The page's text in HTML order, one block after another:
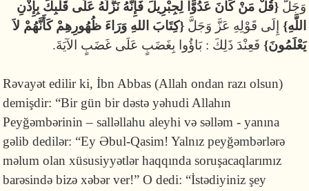
وَجَلَّ{قُلْ مَنْ كَانَ عَدُوًّا لِجِبْرِيلَ فَإِنَّهُ نَزَّلَهُ عَلَى قَلْبِكَ بِإِذْنِ
اللَّهِ} إِلَى قَوْلِهِ عَزَّ وَجَلَّ{كِتَابَ اللهِ وَرَاءَ ظُهُورِهِمْ كَأَنَّهُمْ لاَ
يَعْلَمُونَ} فَعِنْدَ ذَلِكَ : بَاؤُوا بِغَضَبٍ عَلَى غَضَبٍ الآيَةَ.
Rəvayət edilir ki, İbn Abbas (Allah ondan razı olsun)
demişdir: “Bir gün bir dəstə yəhudi Allahın
Peyğəmbərinin – salləllahu aleyhi və səlləm - yanına
gəlib dedilər: “Ey Əbul-Qasim! Yalnız peyğəm­bər­lərə
məlum olan xüsusiyyət­lər haqqında soruşacaqlarımız
barəsində bizə xəbər ver!” O dedi: “İstədiyiniz şey